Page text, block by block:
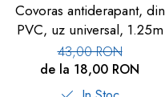
Covoras antiderapant, din
PVC, uz universal, 1.25m
43,00 RON
de la 18,00 RON